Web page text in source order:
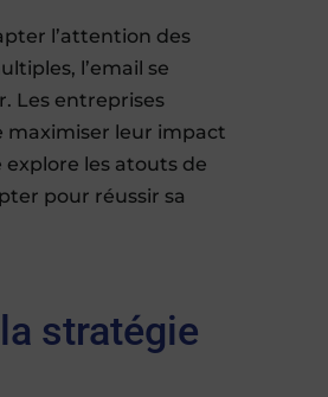
l’attention des
l’email se
Les entreprises
maximiser leur impact
les atouts de
pour réussir sa
stratégie